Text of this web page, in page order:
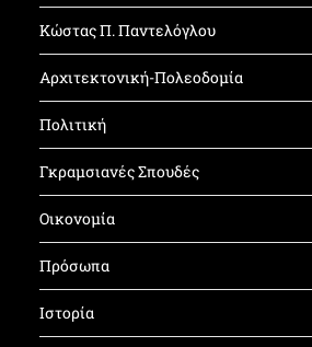
Κώστας Π. Παντελόγλου
Αρχιτεκτονική-Πολεοδομία
Πολιτική
Γκραμσιανές Σπουδές
Οικονομία
Πρόσωπα
Ιστορία